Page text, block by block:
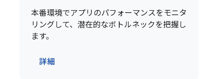
本番環境でアプリのパフォーマンスをモニタ
リングして、潜在的なボトルネックを把握し
ます。
詳細